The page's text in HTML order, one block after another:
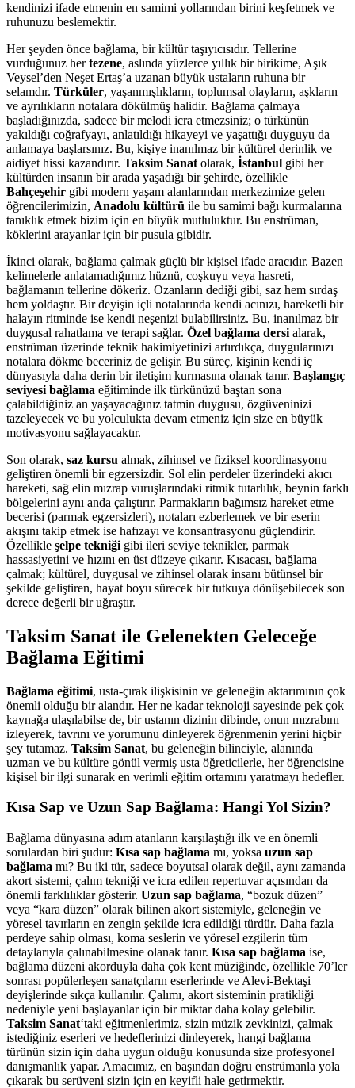
kendinizi ifade etmenin en samimi yollarından birini keşfetmek ve
ruhunuzu beslemektir.
Her şeyden önce bağlama, bir kültür taşıyıcısıdır. Tellerine
vurduğunuz hertezene, aslında yüzlerce yıllık bir birikime, Aşık
Veysel’den Neşet Ertaş’a uzanan büyük ustaların ruhuna bir
selamdır. Türküler, yaşanmışlıkların, toplumsal olayların, aşkların
ve ayrılıkların notalara dökülmüş halidir. Bağlama çalmaya
başladığınızda, sadece bir melodi icra etmezsiniz; o türkünün
yakıldığı coğrafyayı, anlatıldığı hikayeyi ve yaşattığı duyguyu da
anlamaya başlarsınız. Bu, kişiye inanılmaz bir kültürel derinlik ve
aidiyet hissi kazandırır. Taksim Sanat olarak, İstanbul gibi her
kültürden insanın bir arada yaşadığı bir şehirde, özellikle
Bahçeşehir gibi modern yaşam alanlarından merkezimize gelen
öğrencilerimizin, Anadolu kültürü ile bu samimi bağı kurmalarına
tanıklık etmek bizim için en büyük mutluluktur. Bu enstrüman,
köklerini arayanlar için bir pusula gibidir.
İkinci olarak, bağlama çalmak güçlü bir kişisel ifade aracıdır. Bazen
kelimelerle anlatamadığımız hüznü, coşkuyu veya hasreti,
bağlamanın tellerine dökeriz. Ozanların dediği gibi, saz hem sırdaş
hem yoldaştır. Bir deyişin içli notalarında kendi acınızı, hareketli bir
halayın ritminde ise kendi neşenizi bulabilirsiniz. Bu, inanılmaz bir
duygusal rahatlama ve terapi sağlar. Özel bağlama dersi alarak,
enstrüman üzerinde teknik hakimiyetinizi artırdıkça, duygularınızı
notalara dökme beceriniz de gelişir. Bu süreç, kişinin kendi iç
dünyasıyla daha derin bir iletişim kurmasına olanak tanır. Başlangıç
seviyesi bağlama eğitiminde ilk türkünüzü baştan sona
çalabildiğiniz an yaşayacağınız tatmin duygusu, özgüveninizi
tazeleyecek ve bu yolculukta devam etmeniz için size en büyük
motivasyonu sağlayacaktır.
Son olarak, saz kursu almak, zihinsel ve fiziksel koordinasyonu
geliştiren önemli bir egzersizdir. Sol elin perdeler üzerindeki akıcı
hareketi, sağ elin mızrap vuruşlarındaki ritmik tutarlılık, beynin farklı
bölgelerini aynı anda çalıştırır. Parmakların bağımsız hareket etme
becerisi (parmak egzersizleri), notaları ezberlemek ve bir eserin
akışını takip etmek ise hafızayı ve konsantrasyonu güçlendirir.
Özellikle şelpe tekniği gibi ileri seviye teknikler, parmak
hassasiyetini ve hızını en üst düzeye çıkarır. Kısacası, bağlama
çalmak; kültürel, duygusal ve zihinsel olarak insanı bütünsel bir
şekilde geliştiren, hayat boyu sürecek bir tutkuya dönüşebilecek son
derece değerli bir uğraştır.
Taksim Sanat ile Gelenekten Geleceğe
Bağlama Eğitimi
Bağlama eğitimi, usta-çırak ilişkisinin ve geleneğin aktarımının çok
önemli olduğu bir alandır. Her ne kadar teknoloji sayesinde pek çok
kaynağa ulaşılabilse de, bir ustanın dizinin dibinde, onun mızrabını
izleyerek, tavrını ve yorumunu dinleyerek öğrenmenin yerini hiçbir
şey tutamaz. Taksim Sanat, bu geleneğin bilinciyle, alanında
uzman ve bu kültüre gönül vermiş usta öğreticilerle, her öğrencisine
kişisel bir ilgi sunarak en verimli eğitim ortamını yaratmayı hedefler.
Kısa Sap ve Uzun Sap Bağlama: Hangi Yol Sizin?
Bağlama dünyasına adım atanların karşılaştığı ilk ve en önemli
sorulardan biri şudur: Kısa sap bağlama mı, yoksa uzun sap
bağlama mı? Bu iki tür, sadece boyutsal olarak değil, aynı zamanda
akort sistemi, çalım tekniği ve icra edilen repertuvar açısından da
önemli farklılıklar gösterir. Uzun sap bağlama, “bozuk düzen”
veya “kara düzen” olarak bilinen akort sistemiyle, geleneğin ve
yöresel tavırların en zengin şekilde icra edildiği türdür. Daha fazla
perdeye sahip olması, koma seslerin ve yöresel ezgilerin tüm
detaylarıyla çalınabilmesine olanak tanır. Kısa sap bağlama ise,
bağlama düzeni akorduyla daha çok kent müziğinde, özellikle 70’ler
sonrası popülerleşen sanatçıların eserlerinde ve Alevi-Bektaşi
deyişlerinde sıkça kullanılır. Çalımı, akort sisteminin pratikliği
nedeniyle yeni başlayanlar için bir miktar daha kolay gelebilir.
Taksim Sanat‘taki eğitmenlerimiz, sizin müzik zevkinizi, çalmak
istediğiniz eserleri ve hedeflerinizi dinleyerek, hangi bağlama
türünün sizin için daha uygun olduğu konusunda size profesyonel
danışmanlık yapar. Amacımız, en başından doğru enstrümanla yola
çıkarak bu serüveni sizin için en keyifli hale getirmektir.